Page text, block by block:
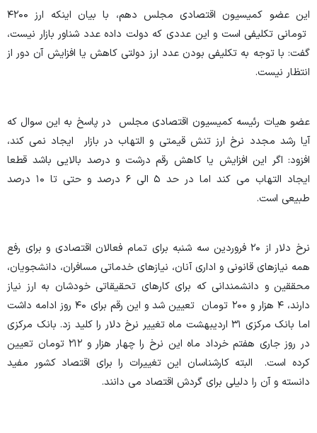
این عضو کمیسیون اقتصادی مجلس دهم، با بیان اینکه ارز ۴۲۰۰
تومانی تکلیفی است و این عددی که دولت داده عدد شناور بازار نیست،
گفت: با توجه به تکلیفی بودن عدد ارز دولتی کاهش یا افزایش آن دور از
انتظار نیست.
عضو هیات رئیسه کمیسیون اقتصادی مجلس در پاسخ به این سوال که
آیا رشد مجدد نرخ ارز تنش قیمتی و التهاب در بازار ایجاد نمی کند،
افزود: اگر این افزایش یا کاهش رقم درشت و درصد بالایی باشد قطعا
ایجاد التهاب می کند اما در حد ۵ الی ۶ درصد و حتی تا ۱۰ درصد
طبیعی است.
نرخ دلار از ۲۰ فروردین سه شنبه برای تمام فعالان اقتصادی و برای رفع
همه نیازهای قانونی و اداری آنان، نیازهای خدماتی مسافران، دانشجویان،
محققین و دانشمندانی که برای کارهای تحقیقاتی خودشان به ارز نیاز
دارند، ۴ هزار و ۲۰۰ تومان تعیین شد و این رقم برای ۴۰ روز ادامه داشت
اما بانک مرکزی ۳۱ اردیبهشت ماه تغییر نرخ دلار را کلید زد. بانک مرکزی
در روز جاری هفتم خرداد ماه این نرخ را چهار هزار و ۲۱۲ تومان تعیین
کرده است. البته کارشناسان این تغییرات را برای اقتصاد کشور مفید
دانسته و آن را دلیلی برای گردش اقتصاد می دانند.